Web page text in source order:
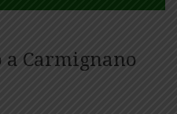
Carmignano